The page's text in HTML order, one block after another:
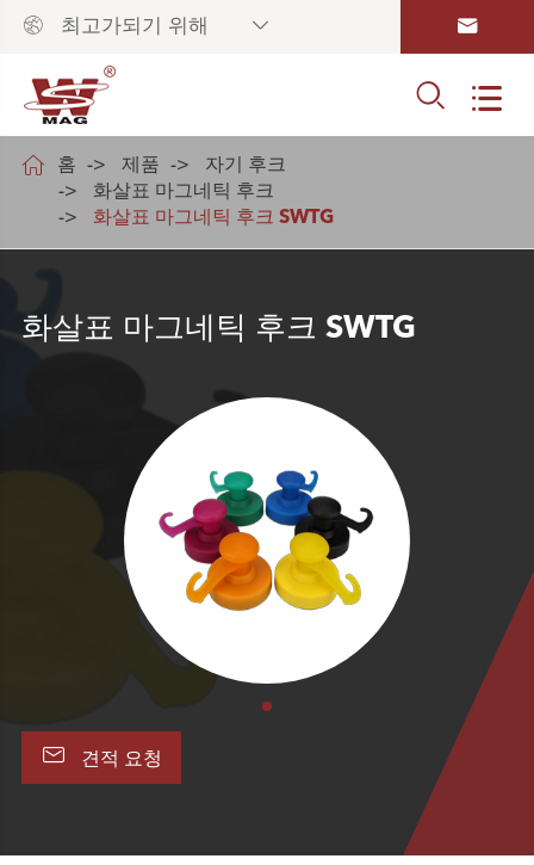
 최고가되기 위해  
 
 홈 제품
자기 후크
화살표 마그네틱 후크
화살표 마그네틱 후크 SWTG
화살표 마그네틱 후크 SWTG
 견적 요청